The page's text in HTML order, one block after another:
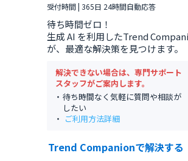
受付時間 | 365日 24時間自動応答
待ち時間ゼロ！
生成 AI を利用したTrend
が、最適な解決策を見つけます。
解決できない場合は、専門サポート
スタッフがご案内します。
待ち時間なく気軽に質問や相談が
したい
ご利用方法詳細
Trend Companionで解決する